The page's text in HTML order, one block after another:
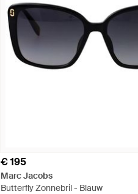
€ 195
Marc Jacobs
Butterfly Zonnebril - Blauw